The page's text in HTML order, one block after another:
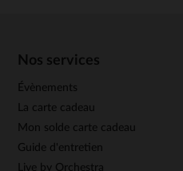
Nos services
Évènements
La carte cadeau
Mon solde carte cadeau
Guide d'entretien
Live by Orchestra